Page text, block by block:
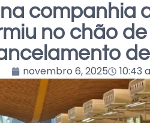
companhia
no chão
novembro 6, 2025 10:43